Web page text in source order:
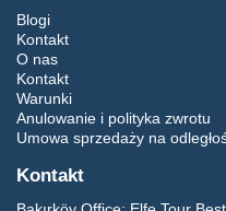
Blogi
Kontakt
O nas
Kontakt
Warunki
Anulowanie i polityka zwrotu
Umowa sprzedaży na
Kontakt